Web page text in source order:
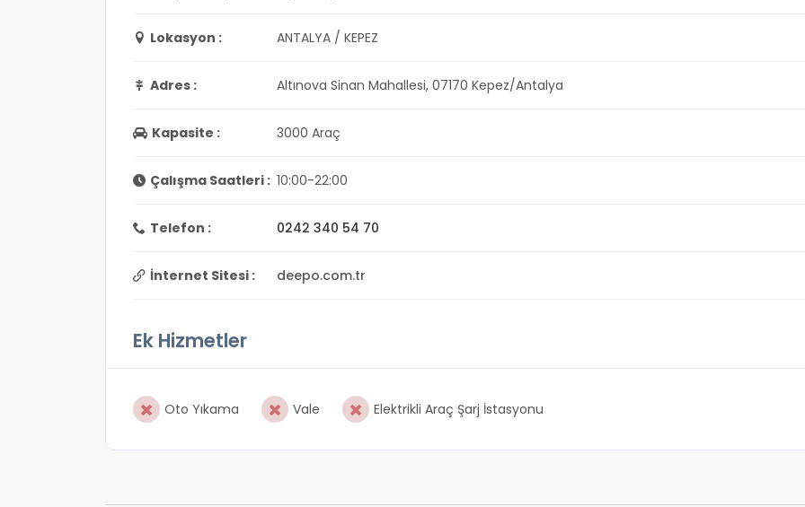
Lokasyon : ANTALYA / KEPEZ
Adres : Altınova Sinan Mahallesi, 07170 Kepez/Antalya
Kapasite : 3000 Araç
Çalışma Saatleri : 10:00-22:00
Telefon : 0242 340 54 70
İnternet Sitesi : deepo.com.tr
Ek Hizmetler
Oto Yıkama Vale Elektrikli Araç Şarj İstasyonu